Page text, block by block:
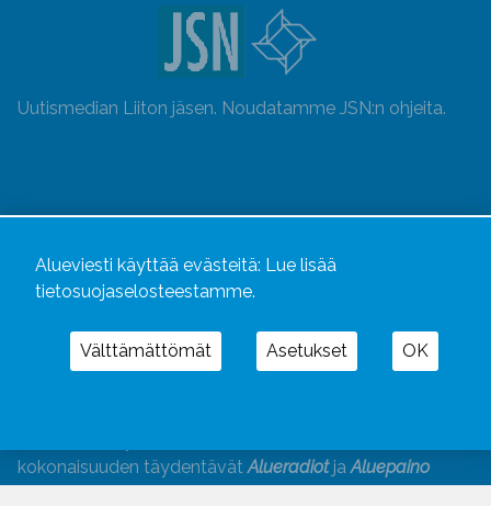
Uutismedian Liiton jäsen. Noudatamme JSN:n ohjeita.
kokonaisuuden täydentävätAlueradiotjaAluepaino
Alueviesti käyttää evästeitä: Lue lisää
tietosuojaselosteestamme.
Välttämättömät Asetukset OK